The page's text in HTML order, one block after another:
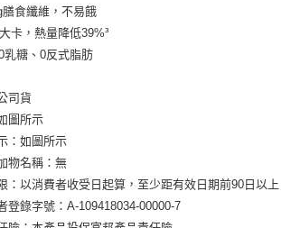
膳食纖維，不易餓
卡，熱量降低39%³
乳糖、0反式脂肪
司貨
圖所示
：如圖所示
物名稱：無
：以消費者收受日起算，至少距有效日期前90日以上
登錄字號：A-109418034-00000-7